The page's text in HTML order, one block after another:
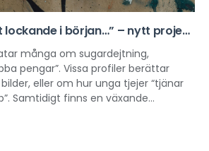
lockande i början…” – nytt projekt
online
många om sugardejtning,
pengar”. Vissa profiler berättar
eller om hur unga tjejer “tjänar
Samtidigt finns en växande
på kropp, makt och sexualitet och
sexuell exploatering.